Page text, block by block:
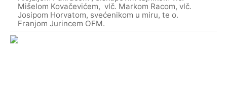
Mišelom Kovačevićem, vlč. Markom Racom, vlč.
Josipom Horvatom, svećenikom u miru, te o.
Franjom Jurincem OFM.